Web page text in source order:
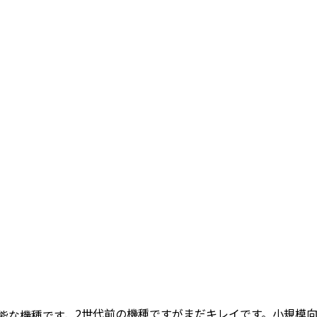
2世代前の機種ですがまだキレイです。小規模